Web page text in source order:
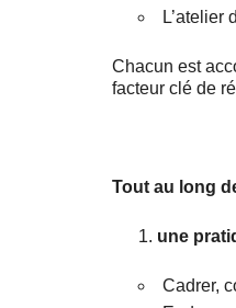
L’atelier
Chacun est
facteur clé de
Tout au long
une
Cadrer,